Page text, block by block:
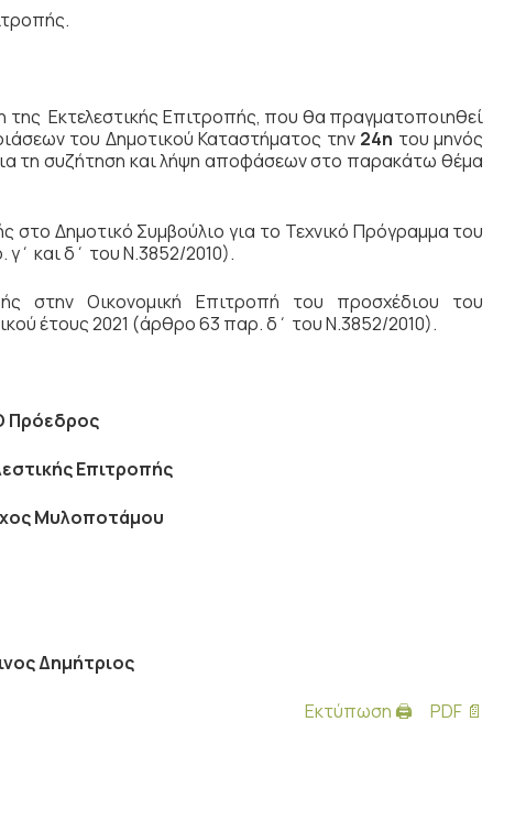
της Εκτελεστικής Επιτροπής, που θα πραγματοποιηθεί
του Δημοτικού Καταστήματος την24η του μηνός
τη συζήτηση και λήψη αποφάσεων στο παρακάτω θέμα
στο Δημοτικό Συμβούλιο για το Τεχνικό Πρόγραμμα του
και δ΄ του Ν.3852/2010).
στην Οικονομική Επιτροπή του προσχέδιου του
έτους 2021 (άρθρο 63 παρ. δ΄ του Ν.3852/2010).
Πρόεδρος
Επιτροπής
Μυλοποτάμου
Δημήτριος
Εκτύπωση 🖨
PDF 📄